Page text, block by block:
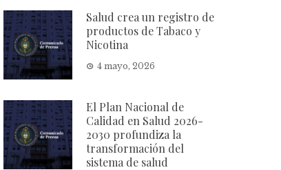
Salud crea un registro de
productos de Tabaco y
Nicotina
4 mayo, 2026
El Plan Nacional de
Calidad en Salud 2026-
2030 profundiza la
transformación del
sistema de salud